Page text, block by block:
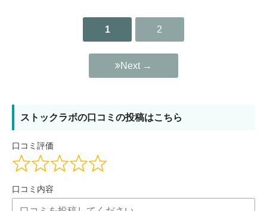
1 2
Next →
ストックラボの口コミの投稿はこちら
口コミ評価
口コミ内容